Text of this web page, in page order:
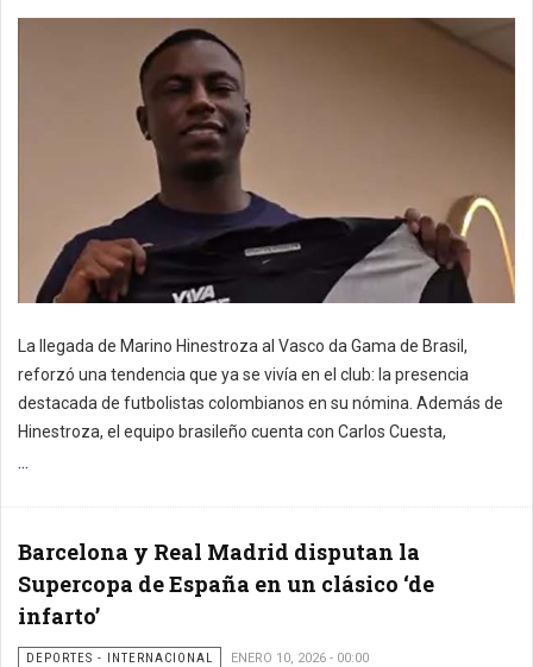
La llegada de Marino Hinestroza al Vasco da Gama de Brasil,
reforzó una tendencia que ya se vivía en el club: la presencia
destacada de futbolistas colombianos en su nómina. Además de
Hinestroza, el equipo brasileño cuenta con Carlos Cuesta,
...
Barcelona y Real Madrid disputan la
Supercopa de España en un clásico ‘de
infarto’
DEPORTES - INTERNACIONAL ENERO 10, 2026 - 00:00